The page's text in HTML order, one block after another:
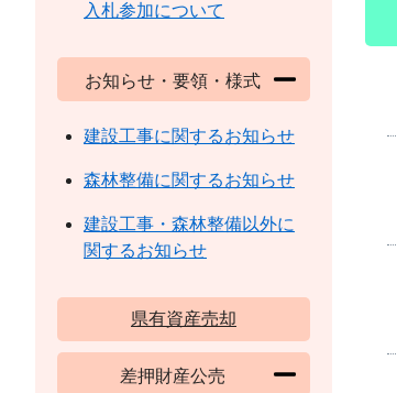
入札参加について
お知らせ・要領・様式
建設工事に関するお知らせ
森林整備に関するお知らせ
建設工事・森林整備以外に
関するお知らせ
県有資産売却
差押財産公売